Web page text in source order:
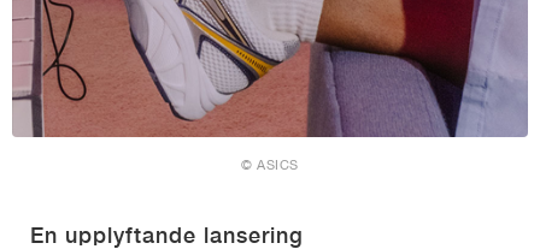
© ASICS
En upplyftande lansering